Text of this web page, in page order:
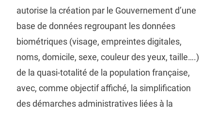
autorise la création par le Gouvernement d’une
base de données regroupant les données
biométriques (visage, empreintes digitales,
noms, domicile, sexe, couleur des yeux, taille….)
de la quasi-totalité de la population française,
avec, comme objectif affiché, la simplification
des démarches administratives liées à la